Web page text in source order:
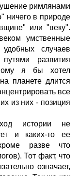
римлянами
ничего в природе
или "веку".
умственные
случаев
развития
я бы хотел
планете длится
все
из них - позиция
истории не
и каких-то ее
разве что
Тот факт, что
означает,